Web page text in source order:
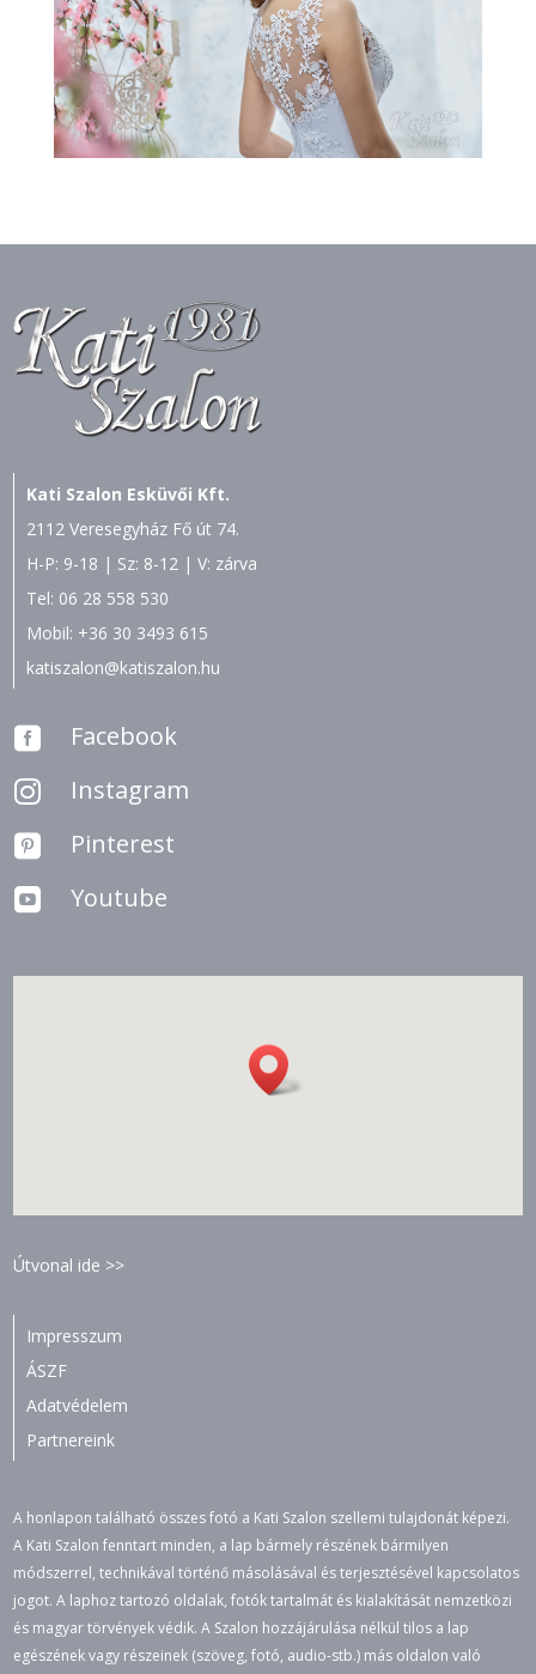
Kati Szalon Esküvői Kft.
2112 Veresegyház Fő út 74.
H-P: 9-18 | Sz: 8-12 | V: zárva
Tel: 06 28 558 530
Mobil: +36 30 3493 615
katiszalon@katiszalon.hu
 Facebook
 Instagram
 Pinterest
 Youtube
Útvonal ide >>
Impresszum
ÁSZF
Adatvédelem
Partnereink
A honlapon található összes fotó a Kati Szalon szellemi tulajdonát képezi.
A Kati Szalon fenntart minden, a lap bármely részének bármilyen
módszerrel, technikával történő másolásával és terjesztésével kapcsolatos
jogot. A laphoz tartozó oldalak, fotók tartalmát és kialakítását nemzetközi
és magyar törvények védik. A Szalon hozzájárulása nélkül tilos a lap
egészének vagy részeinek (szöveg, fotó, audio-stb.) más oldalon való